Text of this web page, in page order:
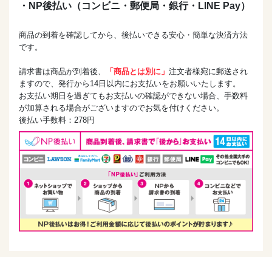
・NP後払い（コンビニ・郵便局・銀行・LINE Pay）
商品の到着を確認してから、後払いできる安心・簡単な決済方法
です。
請求書は商品が到着後、 「商品とは別に」 注文者様宛に郵送され
ますので、発行から14日以内にお支払いをお願いいたします。
お支払い期日を過ぎてもお支払いの確認ができない場合、手数料
が加算される場合がございますのでお気を付けください。
後払い手数料：278円